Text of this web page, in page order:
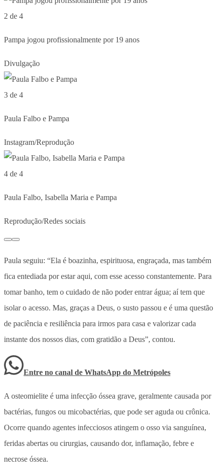
2 de 4
Pampa jogou profissionalmente por 19 anos
Divulgação
3 de 4
Paula Falbo e Pampa
Instagram/Reprodução
4 de 4
Paula Falbo, Isabella Maria e Pampa
Reprodução/Redes sociais
Paula seguiu: “Ela é boazinha, espirituosa, engraçada, mas também
fica entediada por estar aqui, com esse acesso constantemente. Para
tomar banho, tem o cuidado de não poder entrar água; aí tem que
isolar o acesso. Mas, graças a Deus, o susto passou e é uma questão
de paciência e resiliência para irmos para casa e valorizar cada
instante dos nossos dias, com gratidão a Deus”, contou.
Entre no canal de WhatsApp do Metrópoles
A osteomielite é uma infecção óssea grave, geralmente causada por
bactérias, fungos ou micobactérias, que pode ser aguda ou crônica.
Ocorre quando agentes infecciosos atingem o osso via sanguínea,
feridas abertas ou cirurgias, causando dor, inflamação, febre e
necrose óssea.